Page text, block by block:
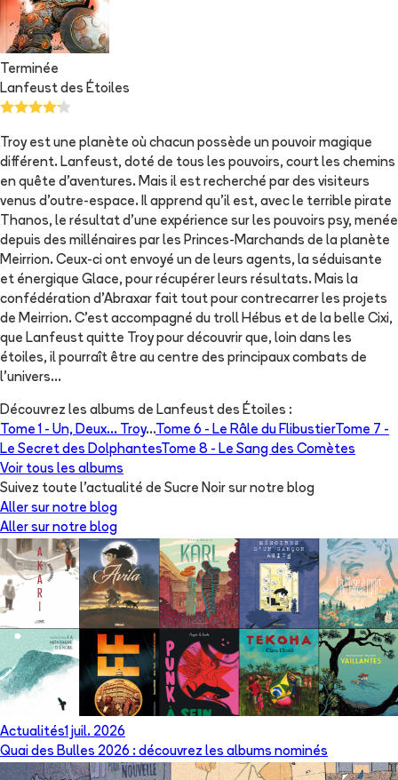
Terminée
Lanfeust des Étoiles
Troy est une planète où chacun possède un pouvoir magique
différent. Lanfeust, doté de tous les pouvoirs, court les chemins
en quête d'aventures. Mais il est recherché par des visiteurs
venus d'outre-espace. Il apprend qu'il est, avec le terrible pirate
Thanos, le résultat d'une expérience sur les pouvoirs psy, menée
depuis des millénaires par les Princes-Marchands de la planète
Meirrion. Ceux-ci ont envoyé un de leurs agents, la séduisante
et énergique Glace, pour récupérer leurs résultats. Mais la
confédération d'Abraxar fait tout pour contrecarrer les projets
de Meirrion. C'est accompagné du troll Hébus et de la belle Cixi,
que Lanfeust quitte Troy pour découvrir que, loin dans les
étoiles, il pourraît être au centre des principaux combats de
l'univers...
Découvrez les albums de Lanfeust des Étoiles :
Tome 1 - Un, Deux... Troy...Tome 6 - Le Râle du FlibustierTome 7 -
Le Secret des DolphantesTome 8 - Le Sang des Comètes
Voir tous les albums
Suivez toute l'actualité de Sucre Noir sur notre blog
Aller sur notre blog
Aller sur notre blog
Actualités1 juil. 2026
Quai des Bulles 2026 : découvrez les albums nominés